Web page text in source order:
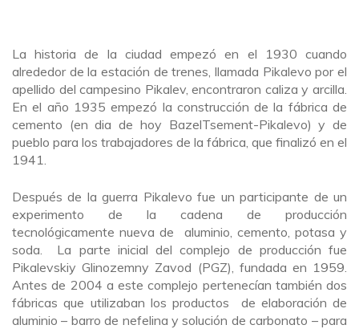
La historia de la ciudad empezó en el 1930 cuando
alrededor de la estación de trenes, llamada Pikalevo por el
apellido del campesino Pikalev, encontraron caliza y arcilla.
En el año 1935 empezó la construcción de la fábrica de
cemento (en dia de hoy BazelTsement-Pikalevo) y de
pueblo para los trabajadores de la fábrica, que finalizó en el
1941.
Después de la guerra Pikalevo fue un participante de un
experimento de la cadena de producción
tecnológicamente nueva de aluminio, cemento, potasa y
soda. La parte inicial del complejo de producción fue
Pikalevskiy Glinozemny Zavod (PGZ), fundada en 1959.
Antes de 2004 a este complejo pertenecían también dos
fábricas que utilizaban los productos de elaboración de
aluminio – barro de nefelina y solución de carbonato – para